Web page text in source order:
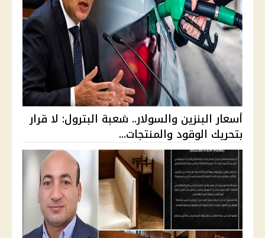
أسعار البنزين والسولار.. شعبة البترول: لا قرار
بتحريك الوقود والمنتجات...